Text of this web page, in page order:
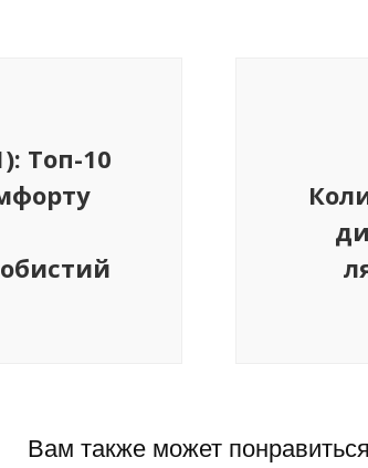
Топ-10
Вам также может